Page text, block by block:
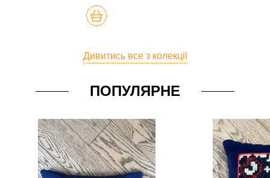
КУПИТЬ
Дивитись все з колекції
ПОПУЛЯРНЕ